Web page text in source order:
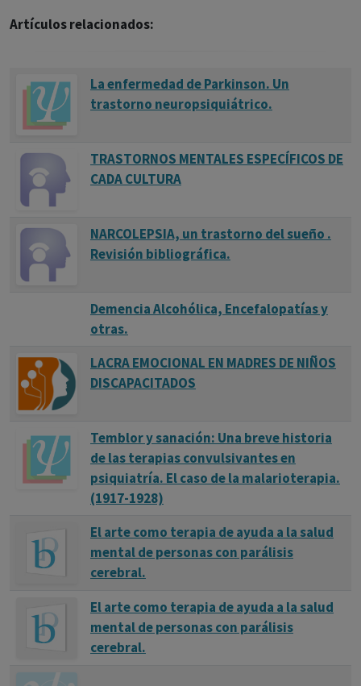
Artículos relacionados:
La enfermedad de Parkinson. Un
trastorno neuropsiquiátrico.
TRASTORNOS MENTALES ESPECÍFICOS DE
CADA CULTURA
NARCOLEPSIA, un trastorno del sueño .
Revisión bibliográfica.
Demencia Alcohólica, Encefalopatías y
otras.
LACRA EMOCIONAL EN MADRES DE NIÑOS
DISCAPACITADOS
Temblor y sanación: Una breve historia
de las terapias convulsivantes en
psiquiatría. El caso de la malarioterapia.
(1917-1928)
El arte como terapia de ayuda a la salud
mental de personas con parálisis
cerebral.
El arte como terapia de ayuda a la salud
mental de personas con parálisis
cerebral.